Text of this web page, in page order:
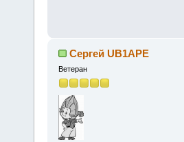
Сергей UB1APE
Ветеран